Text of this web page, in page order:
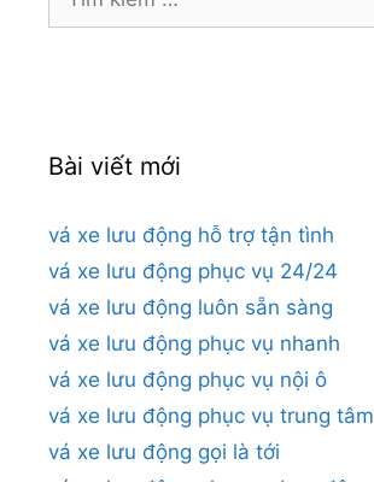
kiếm
Bài viết mới
vá xe lưu động hỗ trợ tận tình
vá xe lưu động phục vụ 24/24
vá xe lưu động luôn sẵn sàng
vá xe lưu động phục vụ nhanh
vá xe lưu động phục vụ nội ô
vá xe lưu động phục vụ trung tâm
vá xe lưu động gọi là tới